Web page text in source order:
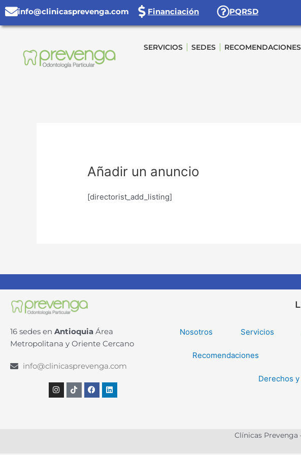
al
contenido
info@clinicasprevenga.com Financiación PQRSD
SERVICIOS SEDES RECOMENDACIONES
Añadir un anuncio
[directorist_add_listing]
16 sedes en Antioquia Área
Metropolitana y Oriente Cercano
info@clinicasprevenga.com
Instagram
TiktokFacebookLinkedin
Nosotros Servicios
Recomendaciones
Derechos
Clínicas Prevenga